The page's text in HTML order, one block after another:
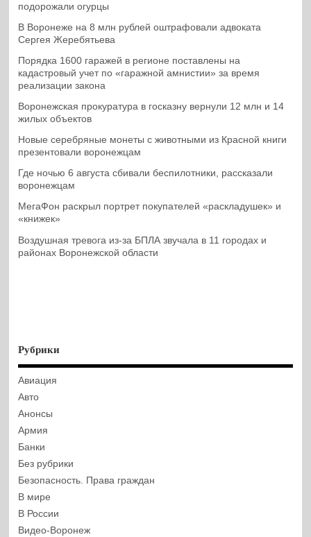
подорожали огурцы
В Воронеже на 8 млн рублей оштрафовали адвоката
Сергея Жеребятьева
Порядка 1600 гаражей в регионе поставлены на
кадастровый учет по «гаражной амнистии» за время
реализации закона
Воронежская прокуратура в госказну вернули 12 млн и 14
жилых объектов
Новые серебряные монеты с животными из Красной книги
презентовали воронежцам
Где ночью 6 августа сбивали беспилотники, рассказали
воронежцам
МегаФон раскрыл портрет покупателей «раскладушек» и
«книжек»
Воздушная тревога из-за БПЛА звучала в 11 городах и
районах Воронежской области
Рубрики
Авиация
Авто
Анонсы
Армия
Банки
Без рубрики
Безопасность. Права граждан
В мире
В России
Видео-Воронеж